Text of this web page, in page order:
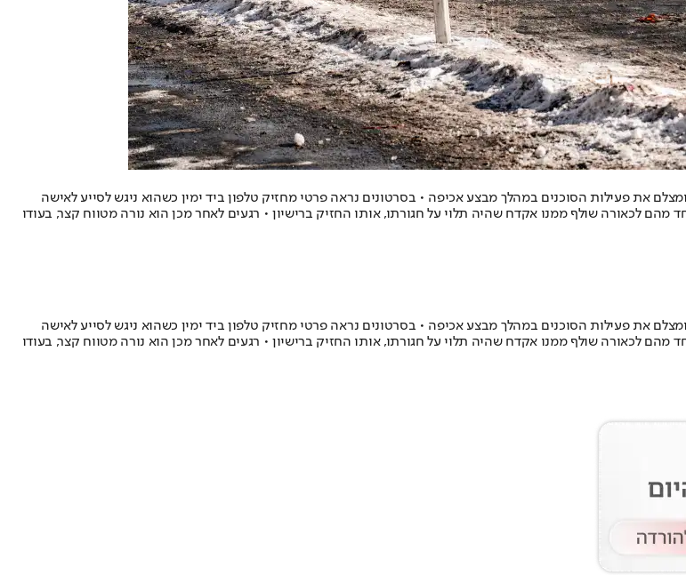
את פעילות הסוכנים במהלך מבצע אכיפה • בסרטונים נראה פרטי מחזיק טלפון ביד ימין כשהוא ניגש לסייע לאישה
מהם לכאורה שולף ממנו אקדח שהיה תלוי על חגורתו, אותו החזיק ברישיון • רגעים לאחר מכן הוא נורה מטווח קצר, בעודו
את פעילות הסוכנים במהלך מבצע אכיפה • בסרטונים נראה פרטי מחזיק טלפון ביד ימין כשהוא ניגש לסייע לאישה
מהם לכאורה שולף ממנו אקדח שהיה תלוי על חגורתו, אותו החזיק ברישיון • רגעים לאחר מכן הוא נורה מטווח קצר, בעודו